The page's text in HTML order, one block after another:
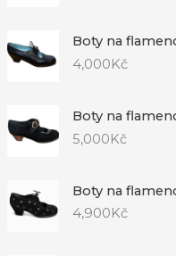
Boty na
4,000Kč
Boty na
5,000Kč
Boty na
4,900 Kč